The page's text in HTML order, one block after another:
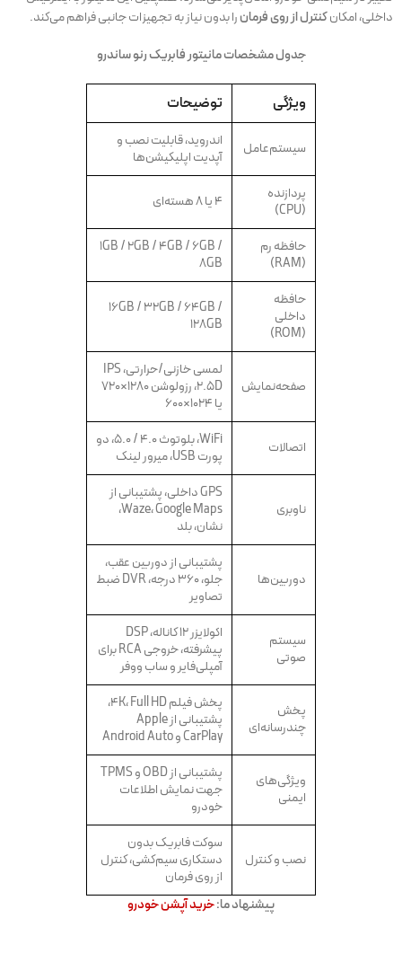
داخلی، امکانکنترل از روی فرمانرا بدون نیاز به تجهیزات جانبی فراهم می‌کند.
جدول مشخصات مانیتور فابریک رنو ساندرو
ویژگی توضیحات
سیستم‌عامل
اندروید، قابلیت نصب و
آپدیت اپلیکیشن‌ها
پردازنده
(CPU)
۴ یا ۸ هسته‌ای
حافظه رم
(RAM)
1GB / 2GB / 4GB / 6GB /
8GB
حافظه
داخلی
(ROM)
16GB / 32GB / 64GB /
128GB
صفحه‌نمایش
لمسی خازنی/حرارتی، IPS
2.5D، رزولوشن ۱۲۸۰×۷۲۰
یا ۱۰۲۴×۶۰۰
اتصالات
WiFi، بلوتوث ۴.۰ / ۵.۰، دو
پورت USB، میرور لینک
ناوبری
GPS داخلی، پشتیبانی از
Waze، Google Maps،
نشان، بلد
دوربین‌ها
پشتیبانی از دوربین عقب،
جلو، ۳۶۰ درجه، DVR ضبط
تصاویر
سیستم
صوتی
اکولایزر ۱۲ کاناله، DSP
پیشرفته، خروجی RCA برای
آمپلی‌فایر و ساب ووفر
پخش
چندرسانه‌ای
پخش فیلم 4K، Full HD،
پشتیبانی از Apple
CarPlay و Android Auto
ویژگی‌های
ایمنی
پشتیبانی از OBD و TPMS
جهت نمایش اطلاعات
خودرو
نصب و کنترل
سوکت فابریک بدون
دستکاری سیم‌کشی، کنترل
از روی فرمان
پیشنهاد ما:خرید آپشن خودرو